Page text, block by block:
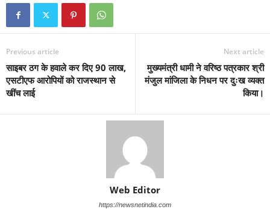
Previous article
साइबर ठग के हवाले कर दिए 90 लाख,
एसटीएफ आरोपियों को राजस्थान से
खींच लाई
Next article
मुख्यमंत्री धामी ने वरिष्ठ पत्रकार श्री
मंजुल मांजिला के निधन पर दुःख व्यक्त
किया।
Web Editor
https://newsnetindia.com